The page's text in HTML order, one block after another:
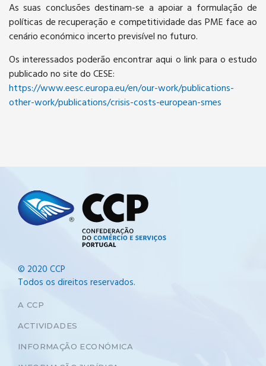
As suas conclusões destinam-se a apoiar a formulação de
políticas de recuperação e competitividade das PME face ao
cenário económico incerto previsível no futuro.
Os interessados poderão encontrar aqui o link para o estudo
publicado no site do CESE:
https://www.eesc.europa.eu/en/our-work/publications-
other-work/publications/crisis-costs-european-smes
© 2020 CCP
Todos os direitos reservados.
A CCP
ACTIVIDADES
INFORMAÇÃO ECONÓMICA